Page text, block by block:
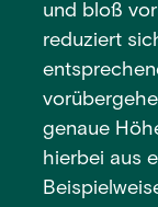
und bloß
reduziert
genaue
hierbei aus